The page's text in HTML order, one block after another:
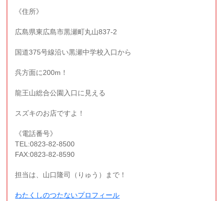
《住所》
広島県東広島市黒瀬町丸山837-2
国道375号線沿い黒瀬中学校入口から
呉方面に200m！
龍王山総合公園入口に見える
スズキのお店ですよ！
《電話番号》
TEL:0823-82-8500
FAX:0823-82-8590
担当は、山口隆司（りゅう）まで！
わたくしのつたないプロフィール